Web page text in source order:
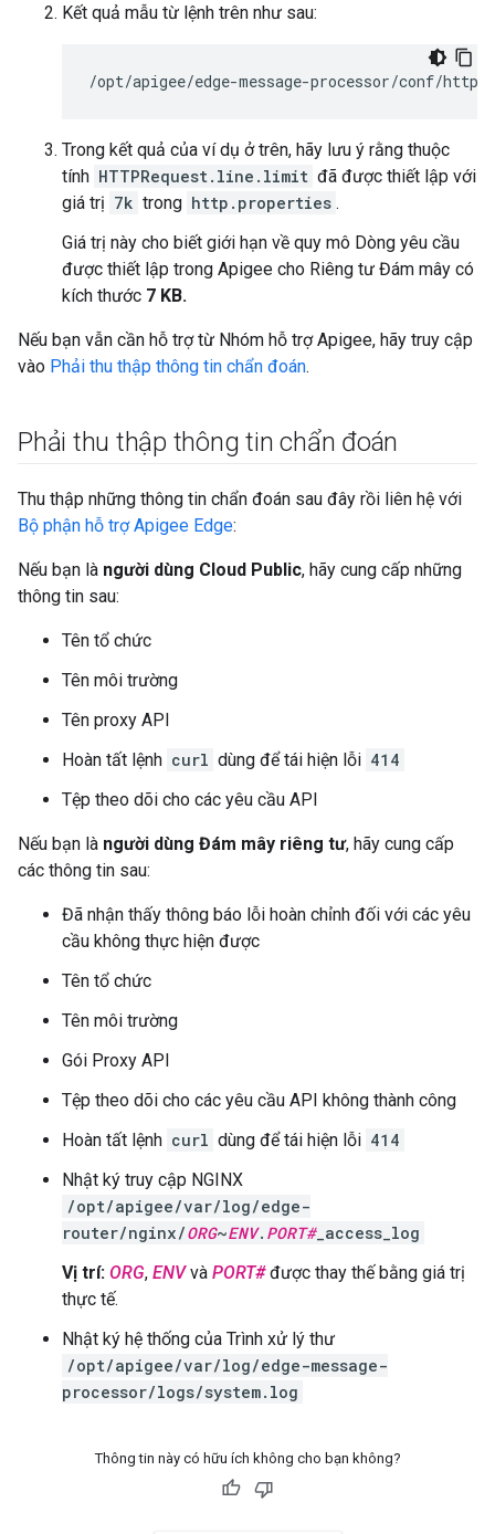
Kết quả mẫu từ lệnh trên như sau:
/opt/apigee/edge-message-processor/conf/
Trong kết quả của ví dụ ở trên, hãy lưu ý rằng thuộc
tính HTTPRequest.line.limit đã được thiết lập với
giá trị 7k trong http.properties .
Giá trị này cho biết giới hạn về quy mô Dòng yêu cầu
được thiết lập trong Apigee cho Riêng tư Đám mây có
kích thước 7 KB.
Nếu bạn vẫn cần hỗ trợ từ Nhóm hỗ trợ Apigee, hãy truy cập
vào Phải thu thập thông tin chẩn đoán.
Phải thu thập thông tin chẩn đoán
Thu thập những thông tin chẩn đoán sau đây rồi liên hệ với
Bộ phận hỗ trợ Apigee Edge:
Nếu bạn là người dùng Cloud Public, hãy cung cấp những
thông tin sau:
Tên tổ chức
Tên môi trường
Tên proxy API
Hoàn tất lệnh curl dùng để tái hiện lỗi 414
Tệp theo dõi cho các yêu cầu API
Nếu bạn là người dùng Đám mây riêng tư, hãy cung cấp
các thông tin sau:
Đã nhận thấy thông báo lỗi hoàn chỉnh đối với các yêu
cầu không thực hiện được
Tên tổ chức
Tên môi trường
Gói Proxy API
Tệp theo dõi cho các yêu cầu API không thành công
Hoàn tất lệnh curl dùng để tái hiện lỗi 414
Nhật ký truy cập NGINX
/opt/apigee/var/log/edge-
router/nginx/ORG~ENV. PORT#_access_log
Vị trí: ORG, ENVvà PORT#được thay thế bằng giá trị
thực tế.
Nhật ký hệ thống của Trình xử lý thư
/opt/apigee/var/log/edge-message-
processor/logs/system.log
Thông tin này có hữu ích không cho bạn không?